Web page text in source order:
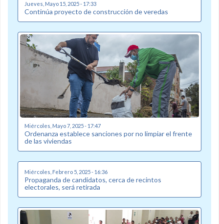
Jueves, Mayo 15, 2025 - 17:33
Continúa proyecto de construcción de veredas
Miércoles, Mayo 7, 2025 - 17:47
Ordenanza establece sanciones por no limpiar el frente
de las viviendas
Miércoles, Febrero 5, 2025 - 16:36
Propaganda de candidatos, cerca de recintos
electorales, será retirada